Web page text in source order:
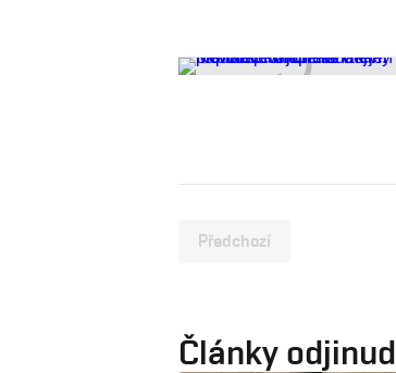
Předchozí
Články odjinud